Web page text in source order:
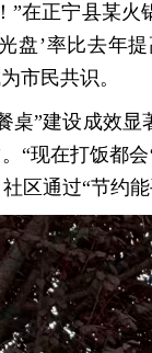
正宁县某火锅
盘’率比去年
市民共识。
”建设成效显
“现在打饭都
区通过“节约